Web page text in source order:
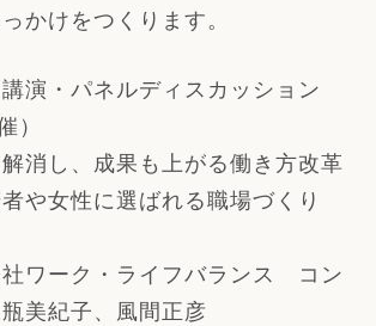
かけをつくります。
演・パネルディスカッション
）
解消し、成果も上がる働き方改革
や女性に選ばれる職場づくり
ワーク・ライフバランス コン
美紀子、風間正彦